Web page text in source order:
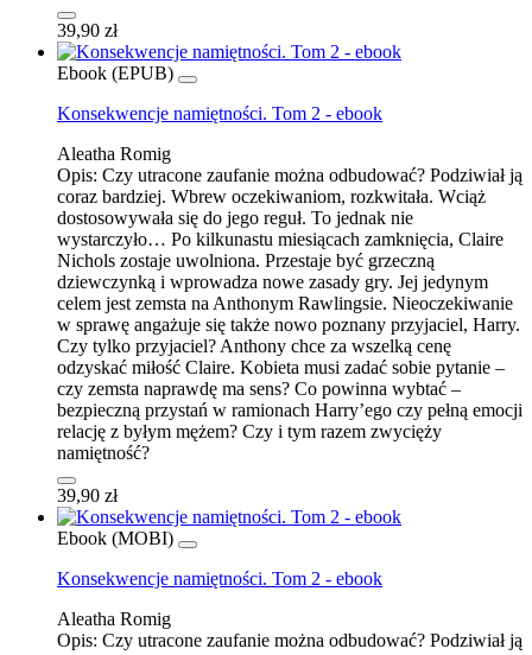
39,90 zł
Ebook (EPUB)
Konsekwencje namiętności. Tom 2 - ebook
Aleatha Romig
Opis: Czy utracone zaufanie można odbudować? Podziwiał ją
coraz bardziej. Wbrew oczekiwaniom, rozkwitała. Wciąż
dostosowywała się do jego reguł. To jednak nie
wystarczyło… Po kilkunastu miesiącach zamknięcia, Claire
Nichols zostaje uwolniona. Przestaje być grzeczną
dziewczynką i wprowadza nowe zasady gry. Jej jedynym
celem jest zemsta na Anthonym Rawlingsie. Nieoczekiwanie
w sprawę angażuje się także nowo poznany przyjaciel, Harry.
Czy tylko przyjaciel? Anthony chce za wszelką cenę
odzyskać miłość Claire. Kobieta musi zadać sobie pytanie –
czy zemsta naprawdę ma sens? Co powinna wybtać –
bezpieczną przystań w ramionach Harry’ego czy pełną emocji
relację z byłym mężem? Czy i tym razem zwycięży
namiętność?
39,90 zł
Ebook (MOBI)
Konsekwencje namiętności. Tom 2 - ebook
Aleatha Romig
Opis: Czy utracone zaufanie można odbudować? Podziwiał ją